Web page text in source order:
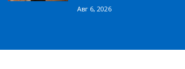
Авг 6, 2026